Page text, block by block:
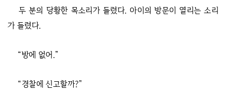
두 분의 당황한 목소리가 들렸다. 아이의 방문이 열리는 소리
가 들렸다.
“방에 없어.”
“경찰에 신고할까?”